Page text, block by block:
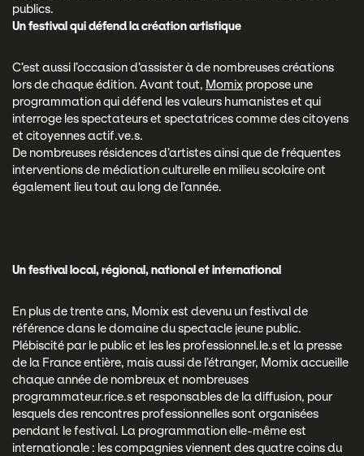
publics.
Un festival qui défend la création artistique
C’est aussi l’occasion d’assister à de nombreuses créations
lors de chaque édition. Avant tout, Momix propose une
programmation qui défend les valeurs humanistes et qui
interroge les spectateurs et spectatrices comme des citoyens
et citoyennes actif.ve.s.
De nombreuses résidences d’artistes ainsi que de fréquentes
interventions de médiation culturelle en milieu scolaire ont
également lieu tout au long de l’année.
Un festival local, régional, national et international
En plus de trente ans, Momix est devenu un festival de
référence dans le domaine du spectacle jeune public.
Plébiscité par le public et les les professionnel.le.s et la presse
de la France entière, mais aussi de l’étranger, Momix accueille
chaque année de nombreux et nombreuses
programmateur.rice.s et responsables de la diffusion, pour
lesquels des rencontres professionnelles sont organisées
pendant le festival. La programmation elle-même est
internationale : les compagnies viennent des quatre coins du